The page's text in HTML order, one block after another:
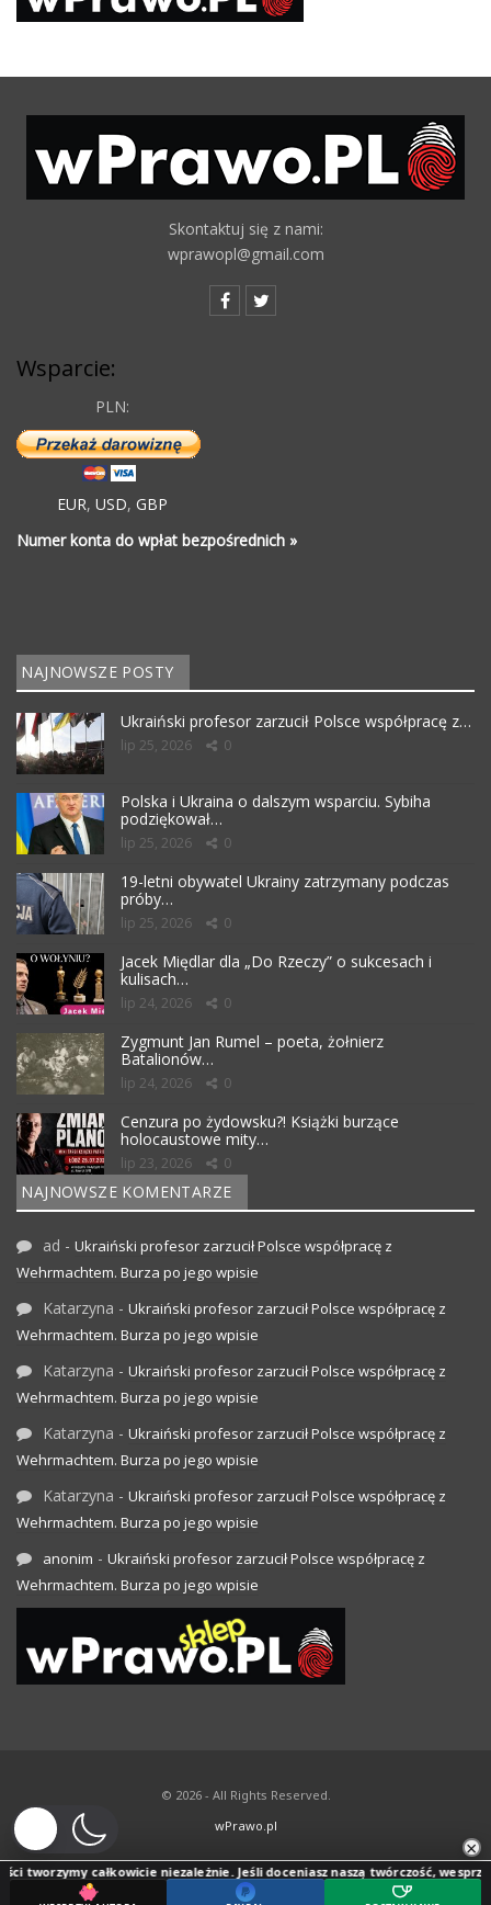
Skontaktuj się z nami:
wprawopl@gmail.com
Wsparcie:
PLN:
EUR, USD, GBP
Numer konta do wpłat bezpośrednich »
NAJNOWSZE POSTY
Ukraiński profesor zarzucił Polsce współpracę z…
lip 25, 2026 0
Polska i Ukraina o dalszym wsparciu. Sybiha
podziękował…
lip 25, 2026 0
19-letni obywatel Ukrainy zatrzymany podczas
próby…
lip 25, 2026 0
Jacek Międlar dla „Do Rzeczy” o sukcesach i
kulisach…
lip 24, 2026 0
Zygmunt Jan Rumel – poeta, żołnierz
Batalionów…
lip 24, 2026 0
Cenzura po żydowsku?! Książki burzące
holocaustowe mity…
lip 23, 2026 0
NAJNOWSZE KOMENTARZE
ad - Ukraiński profesor zarzucił Polsce współpracę z
Wehrmachtem. Burza po jego wpisie
Katarzyna - Ukraiński profesor zarzucił Polsce współpracę z
Wehrmachtem. Burza po jego wpisie
Katarzyna - Ukraiński profesor zarzucił Polsce współpracę z
Wehrmachtem. Burza po jego wpisie
Katarzyna - Ukraiński profesor zarzucił Polsce współpracę z
Wehrmachtem. Burza po jego wpisie
Katarzyna - Ukraiński profesor zarzucił Polsce współpracę z
Wehrmachtem. Burza po jego wpisie
anonim - Ukraiński profesor zarzucił Polsce współpracę z
Wehrmachtem. Burza po jego wpisie
© 2026 - All Rights Reserved.
wPrawo.pl
×
tworzymy całkowicie niezależnie. Jeśli doceniasz naszą twórczość, wesprzyj